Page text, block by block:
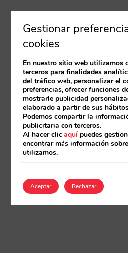
Gestionar
cookies
En nuestro sitio web utilizamos
terceros para finalidades
del tráfico web, personalizar el
preferencias, ofrecer funciones
mostrarle publicidad
elaborado a partir de sus
Podemos compartir la
publicitaria con terceros.
Al hacer clicaquípuedes
encontrar más información
utilizamos.
Aceptar Rechazar